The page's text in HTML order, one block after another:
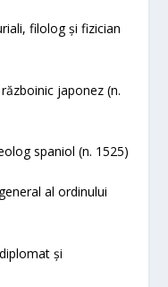
filolog și fizician
japonez (n.
spaniol (n. 1525)
al ordinului
și